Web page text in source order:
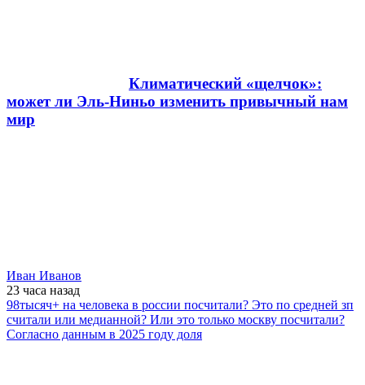
Климатический «щелчок»:
может ли Эль-Ниньо изменить привычный нам
мир
Иван Иванов
23 часа назад
98тысяч+ на человека в россии посчитали? Это по средней зп
считали или медианной? Или это только москву посчитали?
Согласно данным в 2025 году доля